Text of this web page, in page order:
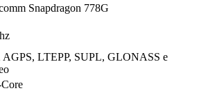
Snapdragon 778G
AGPS, LTEPP, SUPL, GLONASS e